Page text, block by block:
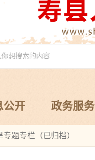
公开 政务服务
专题专栏（已归档）